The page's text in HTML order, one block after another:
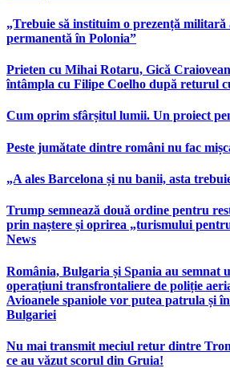
„Trebuie să instituim o prezență militară
permanentă în Polonia”
Prieten cu Mihai Rotaru, Gică
întâmpla cu Filipe Coelho după returul
Cum oprim sfârșitul lumii. Un proiect
Peste jumătate dintre români nu fac
„A ales Barcelona și nu banii, asta
Trump semnează două ordine pentru
prin naștere și oprirea „turismului
News
România, Bulgaria și Spania au semnat
operațiuni transfrontaliere de poliție
Avioanele spaniole vor putea patrula și
Bulgariei
Nu mai transmit meciul retur dintre
ce au văzut scorul din Gruia!